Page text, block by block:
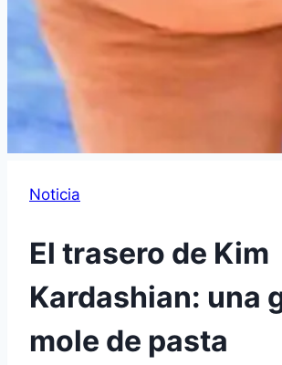
Noticia
El trasero de Kim
Kardashian: una
mole de pasta